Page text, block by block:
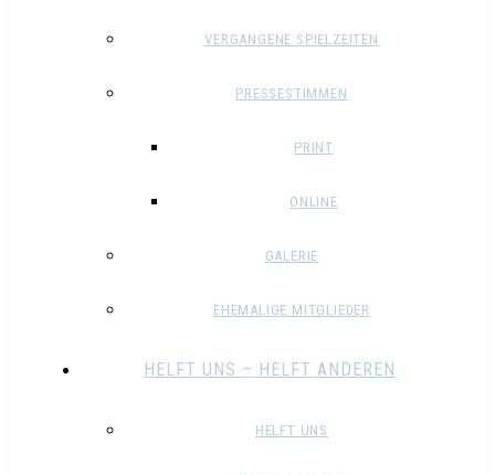
VERGANGENE SPIELZEITEN
PRESSESTIMMEN
PRINT
ONLINE
GALERIE
EHEMALIGE MITGLIEDER
HELFT UNS – HELFT ANDEREN
HELFT UNS